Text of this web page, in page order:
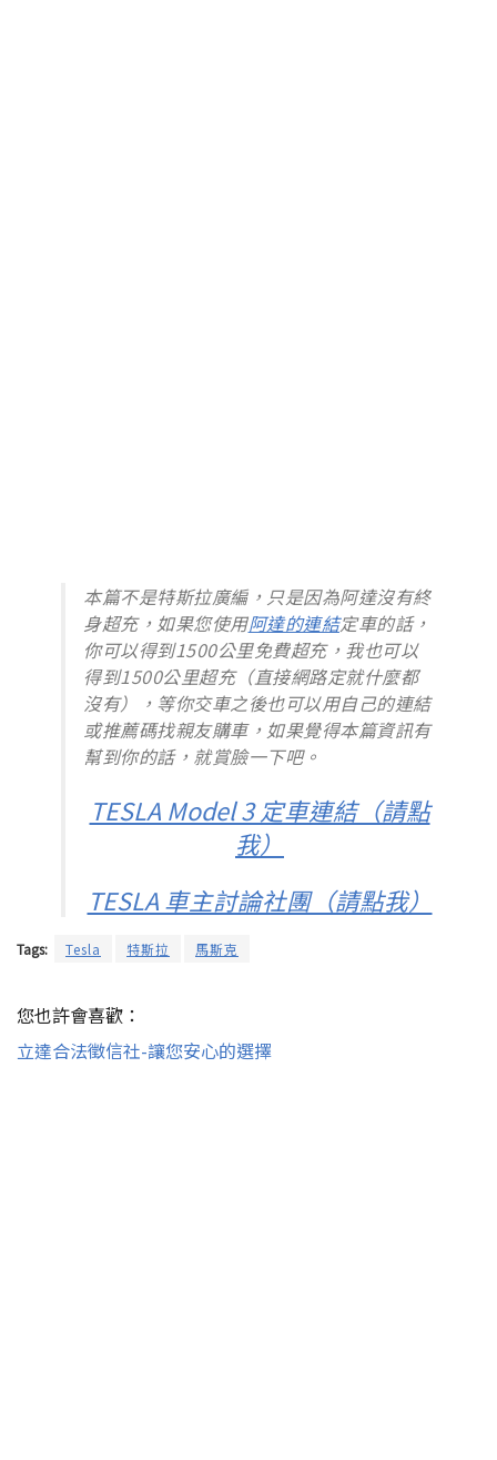
本篇不是特斯拉廣編，只是因為阿達沒有終
身超充，如果您使用阿達的連結定車的話，
你可以得到1500公里免費超充，我也可以
得到1500公里超充（直接網路定就什麼都
沒有），等你交車之後也可以用自己的連結
或推薦碼找親友購車，如果覺得本篇資訊有
幫到你的話，就賞臉一下吧。
TESLA Model 3 定車連結（請點
我）
TESLA 車主討論社團（請點我）
Tags: Tesla 特斯拉 馬斯克
您也許會喜歡：
立達合法徵信社-讓您安心的選擇